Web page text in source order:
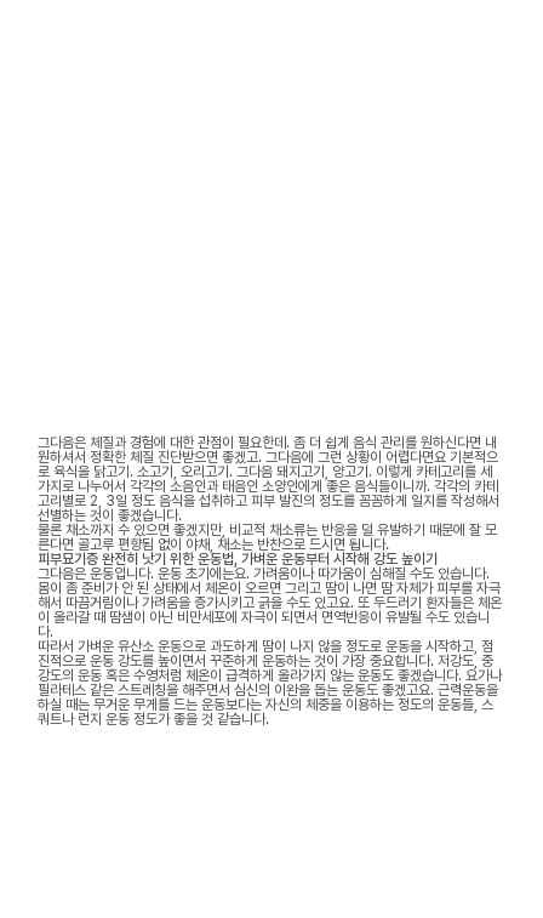
그다음은 체질과 경험에 대한 관점이 필요한데. 좀 더 쉽게 음식 관리를 원하신다면 내
원하셔서 정확한 체질 진단받으면 좋겠고. 그다음에 그런 상황이 어렵다면요 기본적으
로 육식을 닭고기. 소고기, 오리고기. 그다음 돼지고기, 양고기. 이렇게 카테고리를 세
가지로 나누어서 각각의 소음인과 태음인 소양인에게 좋은 음식들이니까. 각각의 카테
고리별로 2, 3일 정도 음식을 섭취하고 피부 발진의 정도를 꼼꼼하게 일지를 작성해서
선별하는 것이 좋겠습니다.
물론 채소까지 수 있으면 좋겠지만, 비교적 채소류는 반응을 덜 유발하기 때문에 잘 모
른다면 골고루 편향됨 없이 야채, 채소는 반찬으로 드시면 됩니다.
피부묘기증 완전히 낫기 위한 운동법, 가벼운 운동부터 시작해 강도 높이기
그다음은 운동입니다. 운동 초기에는요. 가려움이나 따가움이 심해질 수도 있습니다.
몸이 좀 준비가 안 된 상태에서 체온이 오르면 그리고 땀이 나면 땀 자체가 피부를 자극
해서 따끔거림이나 가려움을 증가시키고 긁을 수도 있고요. 또 두드러기 환자들은 체온
이 올라갈 때 땀샘이 아닌 비만세포에 자극이 되면서 면역반응이 유발될 수도 있습니
다.
따라서 가벼운 유산소 운동으로 과도하게 땀이 나지 않을 정도로 운동을 시작하고, 점
진적으로 운동 강도를 높이면서 꾸준하게 운동하는 것이 가장 중요합니다. 저강도, 중
강도의 운동 혹은 수영처럼 체온이 급격하게 올라가지 않는 운동도 좋겠습니다. 요가나
필라테스 같은 스트레칭을 해주면서 심신의 이완을 돕는 운동도 좋겠고요. 근력운동을
하실 때는 무거운 무게를 드는 운동보다는 자신의 체중을 이용하는 정도의 운동들, 스
쿼트나 런지 운동 정도가 좋을 것 같습니다.